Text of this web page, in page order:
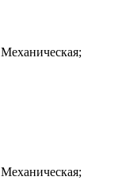
Механическая;
Механическая;